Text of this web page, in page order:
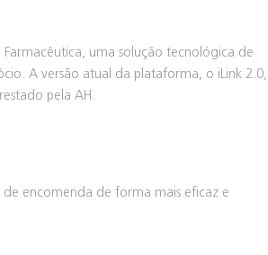
uma solução tecnológica de
A versão atual da plataforma, o iLink 2.0,
pela AH.
encomenda de forma mais eficaz e